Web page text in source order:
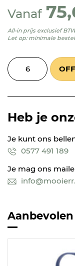
Vanaf
All-in prijs exclusief
Let op: minimale
Heb je
Je kunt ons
0577 491 189
Je mag ons